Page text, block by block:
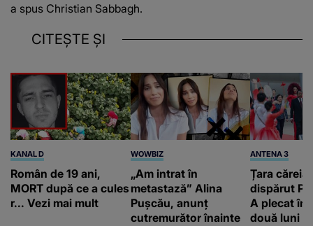
a spus Christian Sabbagh.
CITEȘTE ȘI
KANAL D
Român de 19 ani,
MORT după ce a cules
r... Vezi mai mult
WOWBIZ
„Am intrat în
metastază” Alina
Pușcău, anunț
cutremurător înainte
ANTENA 3
Țara căreia
dispărut
A plecat în
două luni